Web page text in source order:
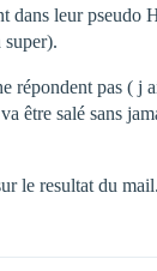
dans leur pseudo
répondent pas ( j
être salé sans
le resultat du mail.